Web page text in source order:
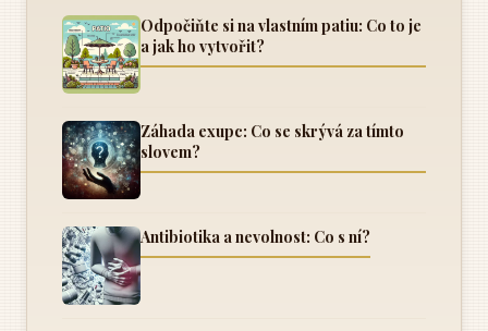
Odpočiňte si na vlastním patiu: Co to je
a jak ho vytvořit?
Záhada exupc: Co se skrývá za tímto
slovem?
Antibiotika a nevolnost: Co s ní?